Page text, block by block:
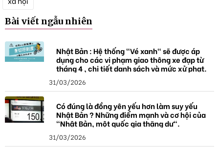
ó
a
Bài viết ngẫu nhiên
Nhật Bản : Hệ thống "Vé xanh" sẽ được áp
dụng cho các vi phạm giao thông xe đạp từ
tháng 4 , chi tiết danh sách và mức xử phạt.
31/03/2026
Có đúng là đồng yên yếu hơn làm suy yếu
Nhật Bản ? Những điểm mạnh và cơ hội của
"Nhật Bản, một quốc gia thặng dư".
31/03/2026